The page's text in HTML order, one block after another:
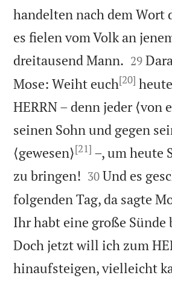
handelten nach dem Wort
es fielen vom Volk an
dreitausend Mann. 

29
Mose: Weiht euch[20]
HERRN – denn jeder ⟨von
seinen Sohn und gegen
⟨gewesen⟩[21] –, um heute
zu bringen! 

30 Und es
folgenden Tag, da sagte
Ihr habt eine große Sünde
Doch jetzt will ich zum
hinaufsteigen, vielleicht